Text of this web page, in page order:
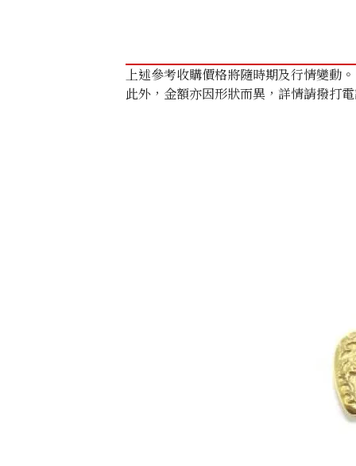
上述參考收購價格將隨時期及行情變動。
此外，金額亦因形狀而異，詳情請撥打